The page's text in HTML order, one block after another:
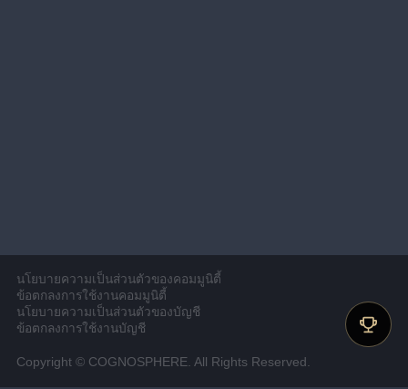
นโยบายความเป็นส่วนตัวของคอมมูนิตี้
ข้อตกลงการใช้งานคอมมูนิตี้
นโยบายความเป็นส่วนตัวของบัญชี
ข้อตกลงการใช้งานบัญชี
Copyright © COGNOSPHERE. All Rights Reserved.